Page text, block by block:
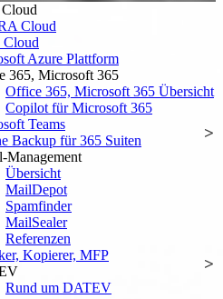
Cloud
Azure Plattform
365, Microsoft 365
Office 365, Microsoft 365 Übersicht
Copilot für Microsoft 365
Teams
Backup für 365 Suiten
Management
Übersicht
MailDepot
Spamfinder
MailSealer
Referenzen
Kopierer, MFP
Rund um DATEV